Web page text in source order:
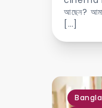
আছেন?
[…]